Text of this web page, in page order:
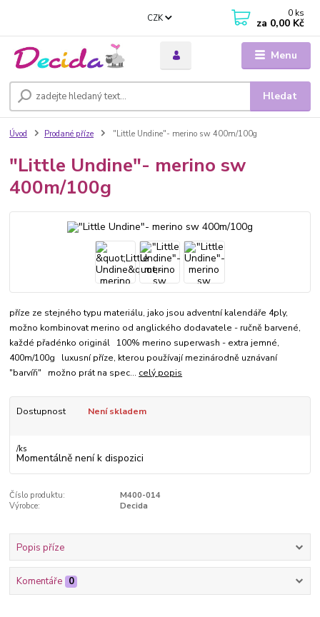
Menu
CZK
Hledat
0 ks
za 0,00 Kč
Úvod Prodané příze "Little Undine"- merino sw 400m/100g
"Little Undine"- merino sw
400m/100g
příze ze stejného typu materiálu, jako jsou adventní kalendáře 4ply,
možno kombinovat merino od anglického dodavatele - ručně barvené,
každé přadénko originál 100% merino superwash - extra jemné,
400m/100g luxusní příze, kterou používají mezinárodně uznávaní
"barvíři" možno prát na spec... celý popis
Dostupnost Není skladem
/ks
Momentálně není k dispozici
Číslo produktu:
M400-014
Výrobce:
Decida
Popis příze
Komentáře 0